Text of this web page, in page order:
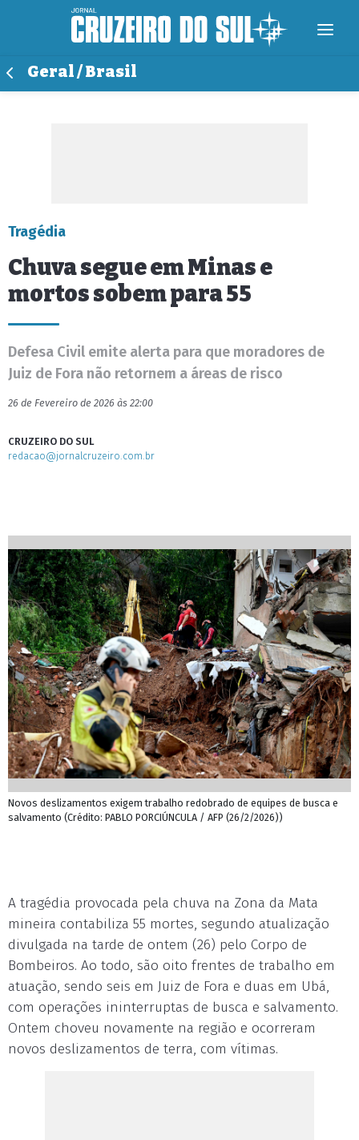
Geral / Brasil
Tragédia
Chuva segue em Minas e
mortos sobem para 55
Defesa Civil emite alerta para que moradores de
Juiz de Fora não retornem a áreas de risco
26 de Fevereiro de 2026 às 22:00
CRUZEIRO DO SUL
redacao@jornalcruzeiro.com.br
Novos deslizamentos exigem trabalho redobrado de equipes de busca e
salvamento (Crédito: PABLO PORCIÚNCULA / AFP (26/2/2026))
A tragédia provocada pela chuva na Zona da Mata
mineira contabiliza 55 mortes, segundo atualização
divulgada na tarde de ontem (26) pelo Corpo de
Bombeiros. Ao todo, são oito frentes de trabalho em
atuação, sendo seis em Juiz de Fora e duas em Ubá,
com operações ininterruptas de busca e salvamento.
Ontem choveu novamente na região e ocorreram
novos deslizamentos de terra, com vítimas.